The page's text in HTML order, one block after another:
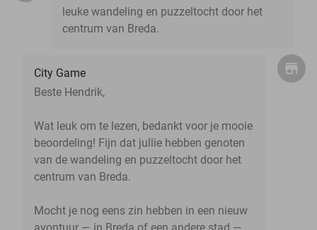
leuke wandeling en puzzeltocht door het
centrum van Breda.
City Game
Beste Hendrik,
Wat leuk om te lezen, bedankt voor je mooie
beoordeling! Fijn dat jullie hebben genoten
van de wandeling en puzzeltocht door het
centrum van Breda.
Mocht je nog eens zin hebben in een nieuw